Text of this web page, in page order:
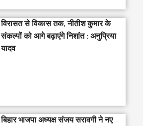
विरासत से विकास तक, नीतीश कुमार के
संकल्पों को आगे बढ़ाएंगे निशांत : अनुप्रिया
यादव
बिहार भाजपा अध्यक्ष संजय सरावगी ने नए